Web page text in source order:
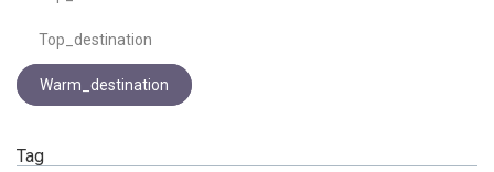
Top_destination
Warm_destination
Tag